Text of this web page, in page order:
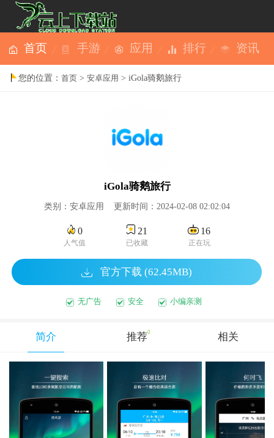
首页 手游 应用 排行 资讯
您的位置：首页 >安卓应用 > iGola骑鹅旅行
iGola骑鹅旅行
类别：安卓应用 更新时间：2024-02-08 02:02:04
0
人气值
21
已收藏
16
正在玩
官方下载 (62.45MB)
无广告 安全 小编亲测
简介 推荐0 相关